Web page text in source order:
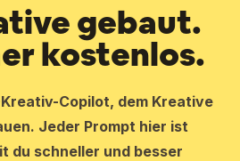
gebaut.
kostenlos.
Copilot, dem Kreative
Jeder Prompt hier ist
du schneller und besser